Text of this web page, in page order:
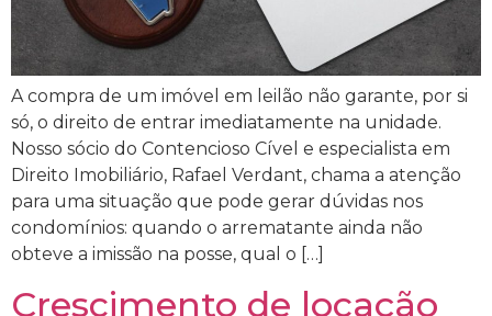
A compra de um imóvel em leilão não garante, por si
só, o direito de entrar imediatamente na unidade.
Nosso sócio do Contencioso Cível e especialista em
Direito Imobiliário, Rafael Verdant, chama a atenção
para uma situação que pode gerar dúvidas nos
condomínios: quando o arrematante ainda não
obteve a imissão na posse, qual o […]
Crescimento de locação